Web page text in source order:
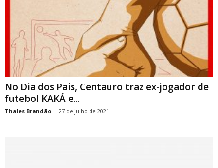
No Dia dos Pais, Centauro traz ex-jogador de
futebol KAKÁ e...
Thales Brandão - 27 de julho de 2021